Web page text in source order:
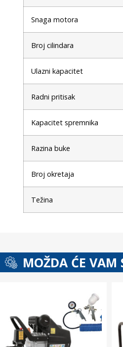
Snaga motora
Broj cilindara
Ulazni kapacitet
Radni pritisak
Kapacitet spremnika
Razina buke
Broj okretaja
Težina
MOŽDA ĆE VAM